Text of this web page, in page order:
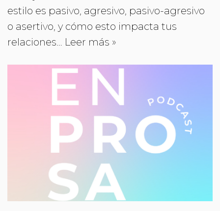
estilo es pasivo, agresivo, pasivo-agresivo
o asertivo, y cómo esto impacta tus
relaciones… Leer más »